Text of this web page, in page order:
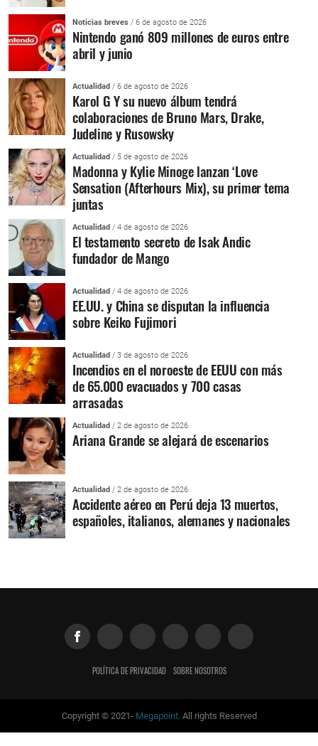
Noticias breves / 6 de agosto de 2026
Nintendo ganó 809 millones de euros entre
abril y junio
Actualidad / 6 de agosto de 2026
Karol G Y su nuevo álbum tendrá
colaboraciones de Bruno Mars, Drake,
Judeline y Rusowsky
Actualidad / 5 de agosto de 2026
Madonna y Kylie Minoge lanzan ‘Love
Sensation (Afterhours Mix), su primer tema
juntas
Actualidad / 4 de agosto de 2026
El testamento secreto de Isak Andic
fundador de Mango
Actualidad / 4 de agosto de 2026
EE.UU. y China se disputan la influencia
sobre Keiko Fujimori
Actualidad / 3 de agosto de 2026
Incendios en el noroeste de EEUU con más
de 65.000 evacuados y 700 casas
arrasadas
Actualidad / 2 de agosto de 2026
Ariana Grande se alejará de escenarios
Actualidad / 2 de agosto de 2026
Accidente aéreo en Perú deja 13 muertos,
españoles, italianos, alemanes y nacionales
POLÍTICA DE PRIVACIDAD SOBRE NOSOTROS
Copyright © 2021- Megapoint. All rights Reserved